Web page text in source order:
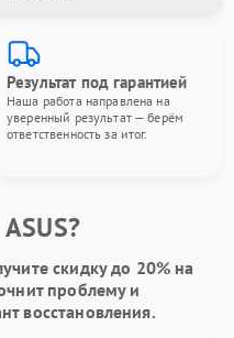
Результат под гарантией
Наша работа направлена на
уверенный результат — берём
ответственность за итог.
скидку до 20% на
проблему и
восстановления.